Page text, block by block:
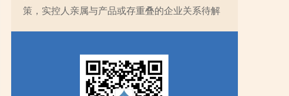
策，实控人亲属与产品或存重叠的企业关系待解